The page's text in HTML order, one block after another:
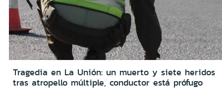
Tragedia en La Unión: un muerto y siete heridos
tras atropello múltiple, conductor está prófugo